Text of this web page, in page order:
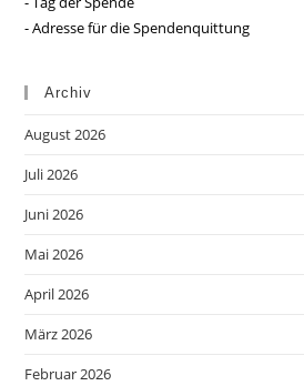
- Adresse für die Spendenquittung
Archiv
August 2026
Juli 2026
Juni 2026
Mai 2026
April 2026
März 2026
Februar 2026